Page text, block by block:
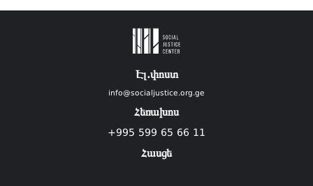
Էլ.փոստ
info@socialjustice.org.ge
Հեռախոս
+995 599 65 66 11
Հասցե